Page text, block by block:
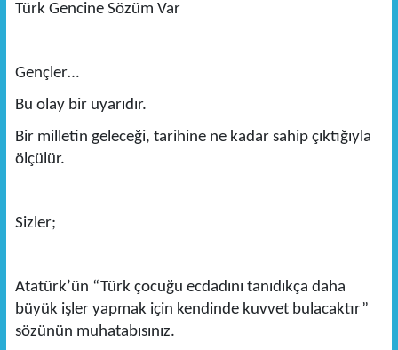
Türk Gencine Sözüm Var
Gençler…
Bu olay bir uyarıdır.
Bir milletin geleceği, tarihine ne kadar sahip çıktığıyla
ölçülür.
Sizler;
Atatürk’ün “Türk çocuğu ecdadını tanıdıkça daha
büyük işler yapmak için kendinde kuvvet bulacaktır”
sözünün muhatabısınız.